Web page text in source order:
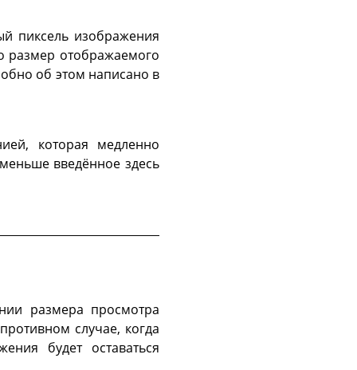
пиксель изображения
размер отображаемого
об этом написано в
которая медленно
введённое здесь
размера просмотра
случае, когда
будет оставаться